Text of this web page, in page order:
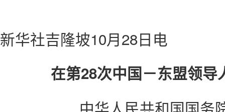
新华社吉隆坡10月28日电
在第28次中国－东盟领导
中华人民共和国国务